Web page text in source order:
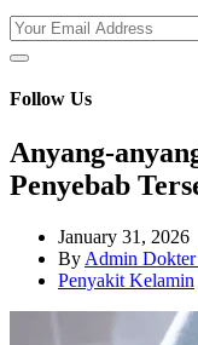
Follow Us
Anyang-
Penyebab
January 31, 2026
By Admin Dokter
Penyakit Kelamin